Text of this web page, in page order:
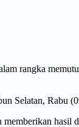
rangka
Selatan, Rabu